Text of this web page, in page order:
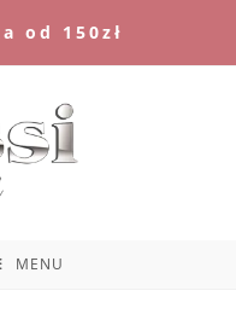
od 150zł
MENU